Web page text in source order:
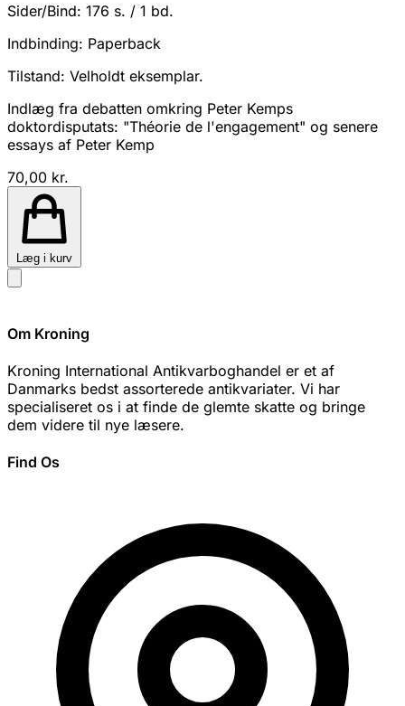
Sider/Bind: 176 s. / 1 bd.
Indbinding: Paperback
Tilstand: Velholdt eksemplar.
Indlæg fra debatten omkring Peter Kemps
doktordisputats: "Théorie de l'engagement" og senere
essays af Peter Kemp
70,00 kr.
Læg i kurv
Om Kroning
Kroning International Antikvarboghandel er et af
Danmarks bedst assorterede antikvariater. Vi har
specialiseret os i at finde de glemte skatte og bringe
dem videre til nye læsere.
Find Os